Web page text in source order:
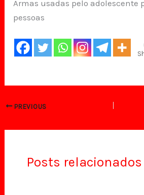
Armas usadas pelo adolescente
pessoas
PREVIOUS
Posts relacionados